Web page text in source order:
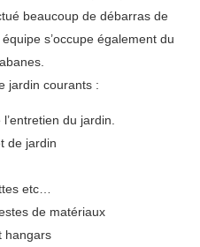
beaucoup de débarras de
s’occupe également du
jardin courants :
du jardin.
de jardin
etc…
de matériaux
hangars